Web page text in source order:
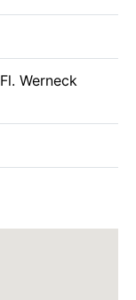
Fl. Werneck